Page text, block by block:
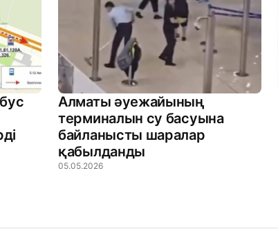
Алматы әуежайының
терминалын су басуына
байланысты шаралар
қабылданды
05.05.2026